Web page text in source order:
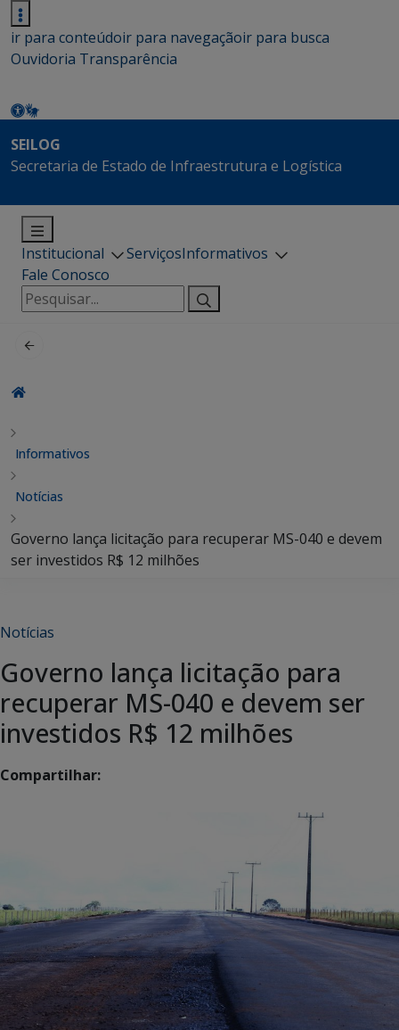
ir para conteúdoir para navegaçãoir para busca
Ouvidoria Transparência
SEILOG
Secretaria de Estado de Infraestrutura e Logística
Institucional ServiçosInformativos
Fale Conosco
Pesquisar
por:
Informativos
Notícias
Governo lança licitação para recuperar MS-040 e devem
ser investidos R$ 12 milhões
Notícias
Governo lança licitação para
recuperar MS-040 e devem ser
investidos R$ 12 milhões
Compartilhar: